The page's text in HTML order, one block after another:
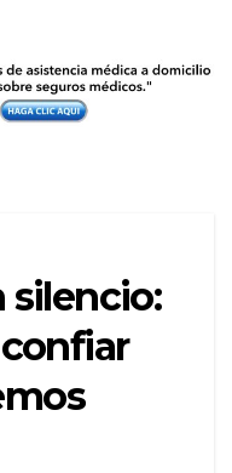
silencio: